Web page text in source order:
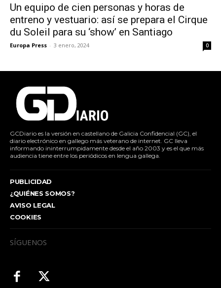
Un equipo de cien personas y horas de
entreno y vestuario: así se prepara el Cirque
du Soleil para su ‘show’ en Santiago
Europa Press - 3 enero, 2024 0
GCDiario es la versión en castellano de Galicia Confidencial (GC), el
diario electrónico en gallego más veterano de internet. GC lleva
informando ininterrumpidamente desde el año 2003 y es el que más
audiencia tiene entre los periódicos en lengua gallega.
PUBLICIDAD
¿QUIÉNES SOMOS?
AVISO LEGAL
COOKIES
SÍGUENOS